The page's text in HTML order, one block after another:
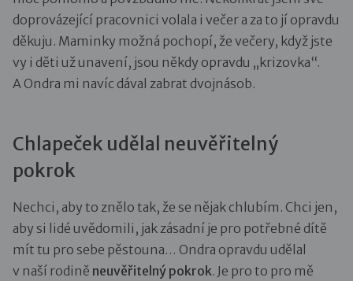
doprovázející pracovnici volala i večer a za to jí opravdu
děkuju. Maminky možná pochopí, že večery, když jste
vy i děti už unavení, jsou někdy opravdu „krizovka“.
A Ondra mi navíc dával zabrat dvojnásob.
Chlapeček udělal neuvěřitelný
pokrok
Nechci, aby to znělo tak, že se nějak chlubím. Chci jen,
aby si lidé uvědomili, jak zásadní je pro potřebné dítě
mít tu pro sebe pěstouna… Ondra opravdu udělal
v naší rodině neuvěřitelný pokrok. Je pro to pro mě